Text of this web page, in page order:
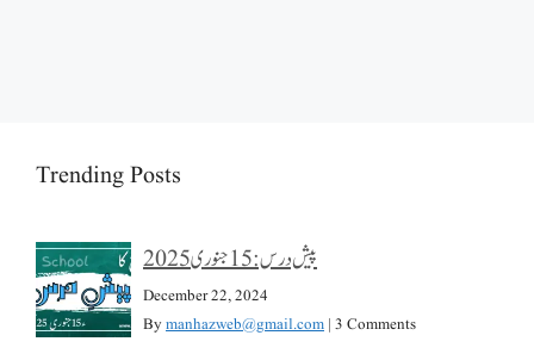
Trending Posts
پیش درس: 15 جنوری 2025
December 22, 2024
Bymanhazweb@gmail.com | 3 Comments